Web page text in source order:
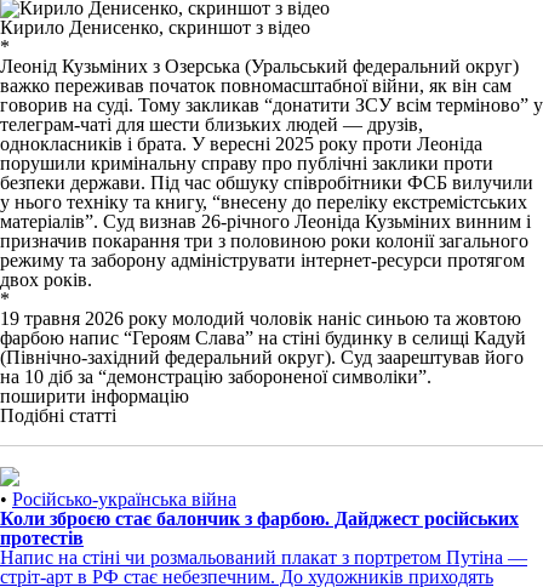
Кирило Денисенко, скриншот з відео
*
Леонід Кузьміних з Озерська (Уральський федеральний округ)
важко переживав початок повномасштабної війни, як він сам
говорив на суді. Тому закликав “донатити ЗСУ всім терміново” у
телеграм-чаті для шести близьких людей — друзів,
однокласників і брата. У вересні 2025 року проти Леоніда
порушили кримінальну справу про публічні заклики проти
безпеки держави. Під час обшуку співробітники ФСБ вилучили
у нього техніку та книгу, “внесену до переліку екстремістських
матеріалів”. Суд визнав 26-річного Леоніда Кузьміних винним і
призначив покарання три з половиною роки колонії загального
режиму та заборону адмініструвати інтернет-ресурси протягом
двох років.
*
19 травня 2026 року молодий чоловік наніс синьою та жовтою
фарбою напис “Героям Слава” на стіні будинку в селищі Кадуй
(Північно-західний федеральний округ). Суд заарештував його
на 10 діб за “демонстрацію забороненої символіки”.
поширити інформацію
Подібні статті
• Російсько-українська війна
Коли зброєю стає балончик з фарбою. Дайджест російських
протестів
Напис на стіні чи розмальований плакат з портретом Путіна —
стріт-арт в РФ стає небезпечним. До художників приходять